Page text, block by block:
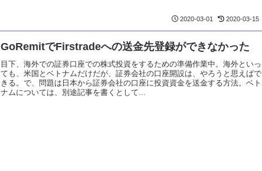
2020-03-01 2020-03-15
GoRemitでFirstradeへの送金先登録ができなかった
目下、海外での証券口座での株式投資をするための準備作業中。海外といっ
ても、米国とベトナムだけだが、証券会社の口座開設は、やろうと思えばで
きる。で、問題は日本から証券会社の口座に投資資金を送金する方法。ベト
ナムについては、別途記事を書くとして...